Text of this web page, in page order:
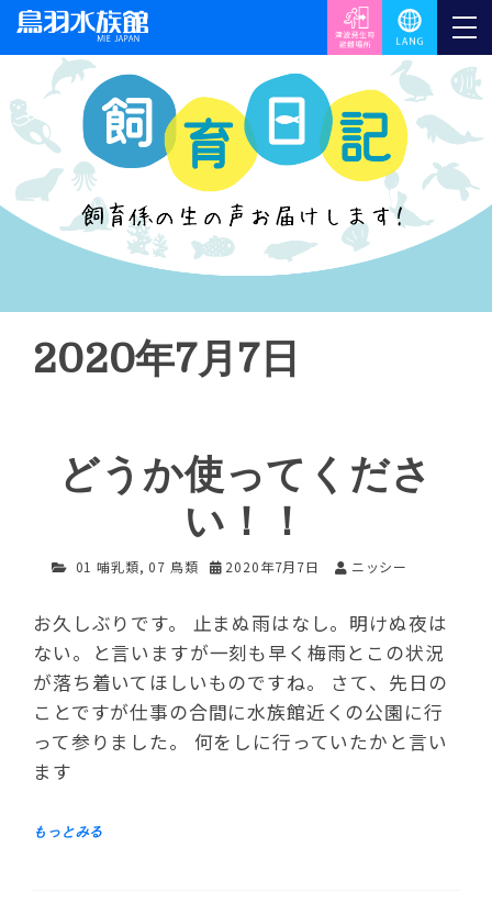
2020年7月7日
どうか使ってくださ
い！！
01 哺乳類,07 鳥類 2020年7月7日 ニッシー
お久しぶりです。 止まぬ雨はなし。明けぬ夜は
ない。と言いますが一刻も早く梅雨とこの状況
が落ち着いてほしいものですね。 さて、先日の
ことですが仕事の合間に水族館近くの公園に行
って参りました。 何をしに行っていたかと言い
ます